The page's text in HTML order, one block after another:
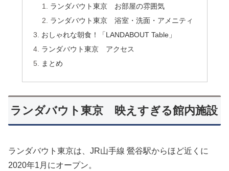
ランダバウト東京 お部屋の雰囲気
ランダバウト東京 浴室・洗面・アメニティ
おしゃれな朝食！「LANDABOUT Table」
ランダバウト東京 アクセス
まとめ
ランダバウト東京 映えすぎる館内施設
ランダバウト東京は、JR山手線 鶯谷駅からほど近くに
2020年1月にオープン。